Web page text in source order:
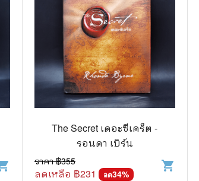
The Secret เดอะซีเคร็ต -
รอนดา เบิร์น
ราคา ฿355
ลดเหลือ ฿231 ลด34%
shopping_cart